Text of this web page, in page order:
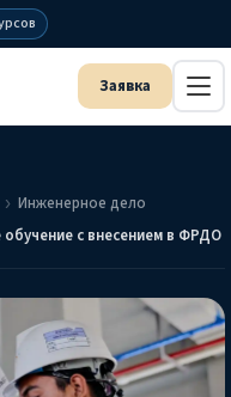
Инженерное дело
с внесением в ФРДО